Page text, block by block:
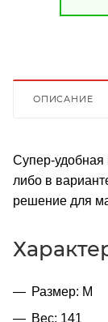
ОПИСАНИЕ
Супер-
либо в
решение для
Размер: M
Вес: 141